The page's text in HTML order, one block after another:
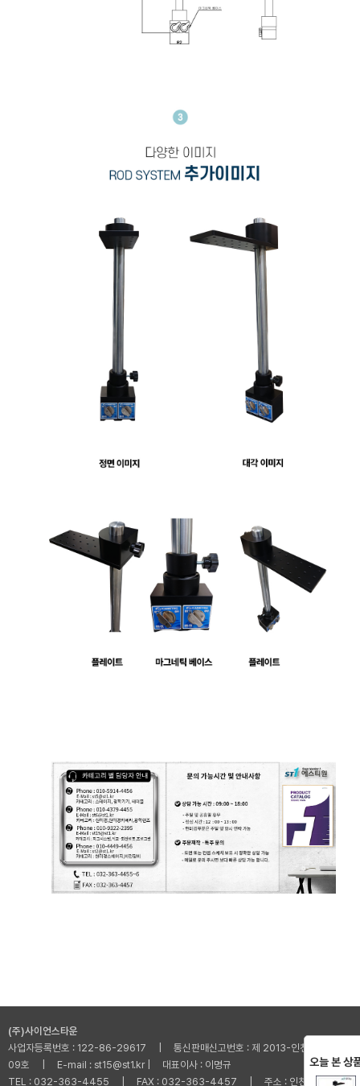
(주)사이언스타운
사업자등록번호 : 122-86-29617 | 통신판매신고번호 : 제 2013-인천부평-001
09호 | E-mail : st15@st1.kr | 대표이사 : 이명규
TEL : 032-363-4455 | FAX : 032-363-4457 | 주소 : 인천광역시 부
오늘 본 상